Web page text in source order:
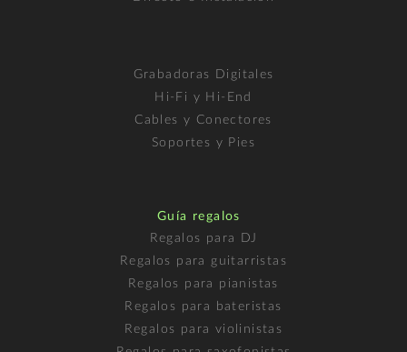
Grabadoras Digitales
Hi-Fi y Hi-End
Cables y Conectores
Soportes y Pies
Guía regalos
Regalos para DJ
Regalos para guitarristas
Regalos para pianistas
Regalos para bateristas
Regalos para violinistas